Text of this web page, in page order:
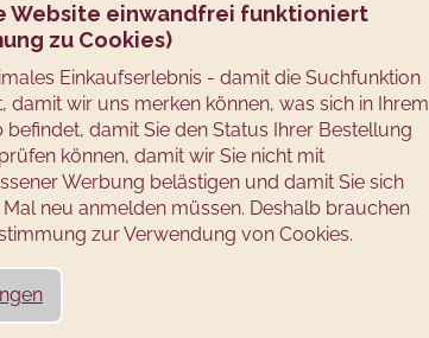
Website einwandfrei funktioniert
zu Cookies)
Einkaufserlebnis - damit die Suchfunktion
damit wir uns merken können, was sich in Ihrem
befindet, damit Sie den Status Ihrer Bestellung
können, damit wir Sie nicht mit
Werbung belästigen und damit Sie sich
neu anmelden müssen. Deshalb brauchen
zur Verwendung von Cookies.